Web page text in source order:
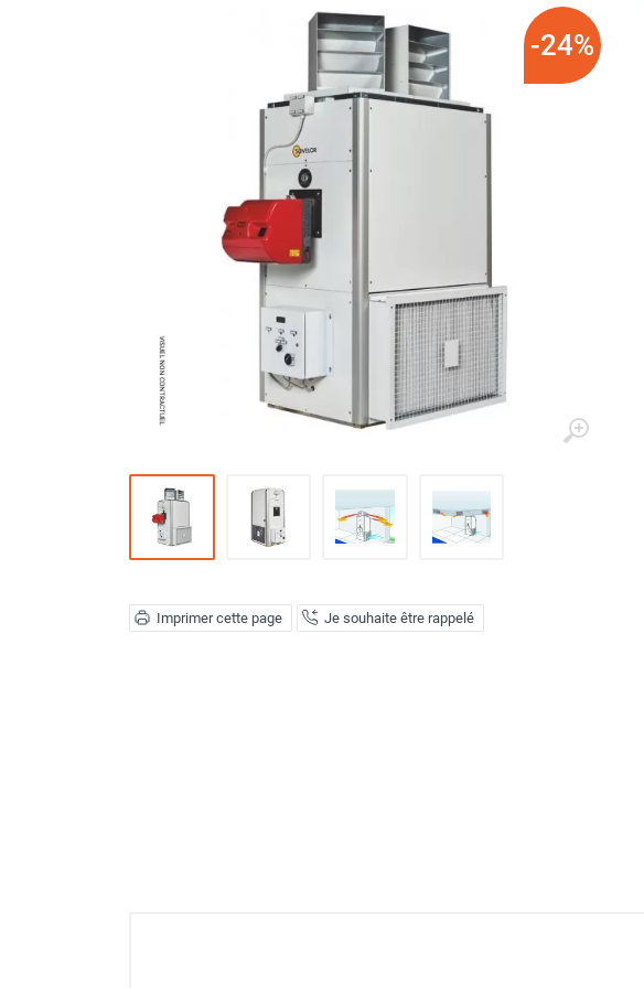
Ventilateur / extracteur d'air mobile
Ventilateur de chantier
Ventilateur centrifuge
Ventilateur de sol
Ventilateur sur pied
Ventilateur de bureau
Ventilateur de table
Extracteur d'air mural
Extracteur d'air mural hélicoïde
Extracteur d'air mural centrifuge
Extracteur d'air mural résidentiel
Déstratificateur ventilateur de
plafond
Déstratificateur industriel à pales
Déstratificateur de plafond design
Déstratificateur Airius
-24%
Imprimer cette page Je souhaite être rappelé